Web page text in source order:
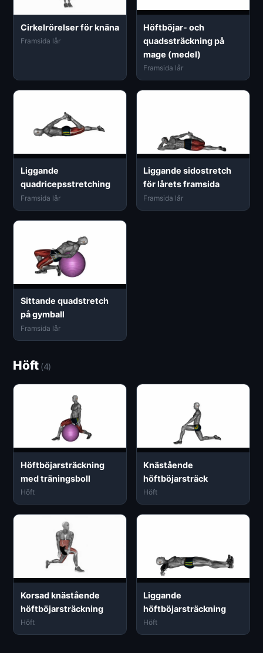
Cirkelrörelser för knäna
Framsida lår
Höftböjar- och
quadssträckning på
mage (medel)
Framsida lår
Liggande
quadricepsstretching
Framsida lår
Liggande sidostretch
för lårets framsida
Framsida lår
Sittande quadstretch
på gymball
Framsida lår
Höft (4)
Höftböjarsträckning
med träningsboll
Höft
Knästående
höftböjarsträck
Höft
Korsad knästående
höftböjarsträckning
Höft
Liggande
höftböjarsträckning
Höft